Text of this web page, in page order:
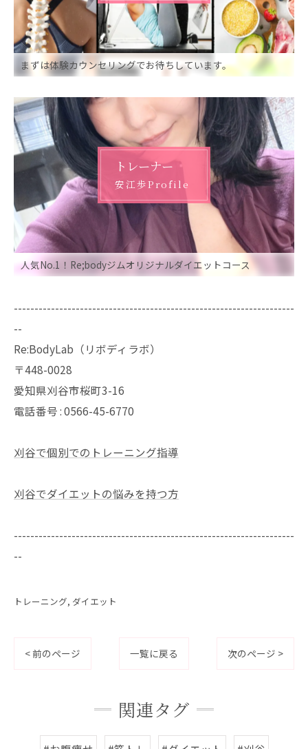
まずは体験カウンセリングでお待ちしています。
トレーナー
安江歩Profile
人気No.1！Re;bodyジムオリジナルダイエットコース
--------------------------------------------------------------------
--
Re:BodyLab（リボディラボ）
〒448-0028
愛知県刈谷市桜町3-16
電話番号 : 0566-45-6770
刈谷で個別でのトレーニング指導
刈谷でダイエットの悩みを持つ方
--------------------------------------------------------------------
--
トレーニング ダイエット
< 前のページ 一覧に戻る 次のページ >
関連タグ